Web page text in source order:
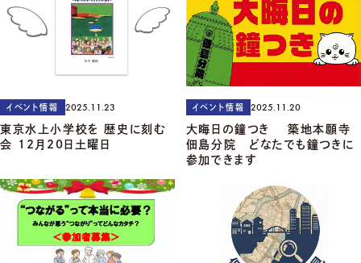
イベント情報 2025.11.23
東京水上小学校を 歴史に刻む
会 12月20日土曜日
イベント情報 2025.11.20
大晦日の鐘つき 築地本願寺
佃島分院 どなたでも鐘つきに
参加できます